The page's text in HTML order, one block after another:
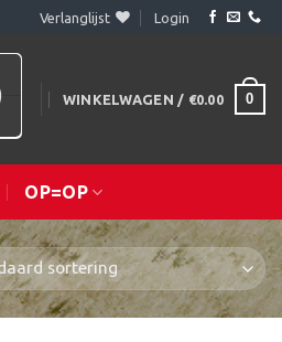
Verlanglijst Login
WINKELWAGEN / €0.00 0
OP=OP